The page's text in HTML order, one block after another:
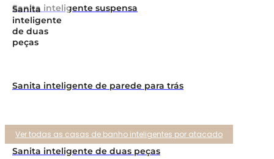
Sanita inteligente suspensa
Sanita inteligente de parede para trás
Sanita
inteligente
de duas
peças
Sanita inteligente de duas peças
Ver todas as casas de banho inteligentes por atacado